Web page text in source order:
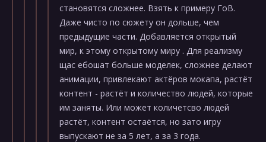
становятся сложнее. Взять к примеру ГоВ.
Даже чисто по сюжету он дольше, чем
предыдущие части. Добавляется открытый
мир, к этому открытому миру . Для реализму
щас ебошат больше моделек, сложнее делают
анимации, привлекают актёров мокапа, растёт
контент - растёт и количество людей, которые
им заняты. Или может количетсво людей
растёт, контент остаётся, но зато игру
выпускают не за 5 лет, а за 3 года.